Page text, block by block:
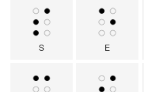
S E